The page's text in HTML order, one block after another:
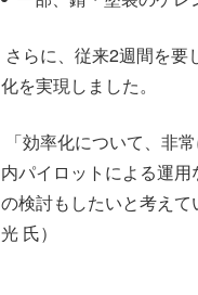
さらに、従来2週間を
化を実現しました。
「効率化について、非
内パイロットによる運
の検討もしたいと考え
光 氏）